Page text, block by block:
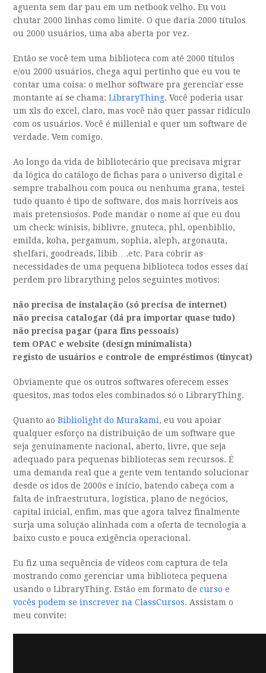
aguenta sem dar pau em um netbook velho. Eu vou
chutar 2000 linhas como limite. O que daria 2000 títulos
ou 2000 usuários, uma aba aberta por vez.
Então se você tem uma biblioteca com até 2000 títulos
e/ou 2000 usuários, chega aqui pertinho que eu vou te
contar uma coisa: o melhor software pra gerenciar esse
montante aí se chama:LibraryThing. Você poderia usar
um xls do excel, claro, mas você não quer passar ridículo
com os usuários. Você é millenial e quer um software de
verdade. Vem comigo.
Ao longo da vida de bibliotecário que precisava migrar
da lógica do catálogo de fichas para o universo digital e
sempre trabalhou com pouca ou nenhuma grana, testei
tudo quanto é tipo de software, dos mais horríveis aos
mais pretensiosos. Pode mandar o nome aí que eu dou
um check: winisis, biblivre, gnuteca, phl, openbiblio,
emilda, koha, pergamum, sophia, aleph, argonauta,
shelfari, goodreads, libib….etc. Para cobrir as
necessidades de uma pequena biblioteca todos esses daí
perdem pro librarything pelos seguintes motivos:
não precisa de instalação (só precisa de internet)
não precisa catalogar (dá pra importar quase tudo)
não precisa pagar (para fins pessoais)
tem OPAC e website (design minimalista)
registo de usuários e controle de empréstimos (tinycat)
Obviamente que os outros softwares oferecem esses
quesitos, mas todos eles combinados só o LibraryThing.
Quanto aoBibliolight do Murakami, eu vou apoiar
qualquer esforço na distribuição de um software que
seja genuinamente nacional, aberto, livre, que seja
adequado para pequenas bibliotecas sem recursos. É
uma demanda real que a gente vem tentando solucionar
desde os idos de 2000s e início, batendo cabeça com a
falta de infraestrutura, logística, plano de negócios,
capital inicial, enfim, mas que agora talvez finalmente
surja uma solução alinhada com a oferta de tecnologia a
baixo custo e pouca exigência operacional.
Eu fiz uma sequência de vídeos com captura de tela
mostrando como gerenciar uma biblioteca pequena
usando o LibraryThing. Estão em formato decurso e
vocês podem se inscrever na ClassCursos. Assistam o
meu convite: